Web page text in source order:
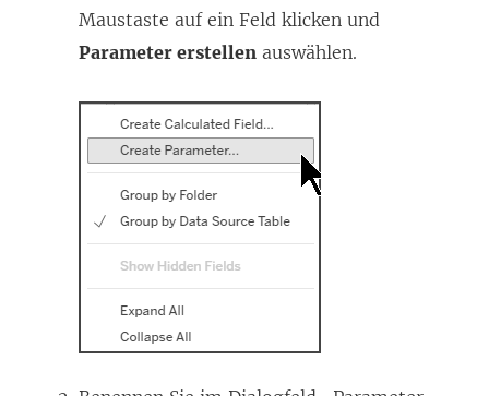
Maustaste auf ein Feld klicken und
Parameter erstellen auswählen.